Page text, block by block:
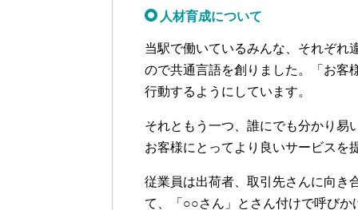
人材育成について
当駅で働いているみんな、それぞれ
ので共通言語を創りました。「お客
行動するようにしています。
それともう一つ、誰にでも分かり易
お客様にとってより良いサービスを
従業員は出荷者、取引先さんに向き
て、「○○さん」とさん付けで呼び